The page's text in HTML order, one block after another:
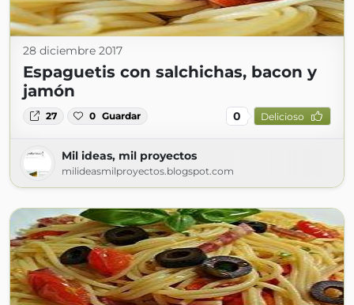
28 diciembre 2017
Espaguetis con salchichas, bacon y
jamón
27 0 Guardar 0 Delicioso
Mil ideas, mil proyectos
milideasmilproyectos.blogspot.com